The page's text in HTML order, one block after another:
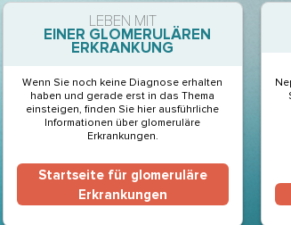
LEBEN MIT
EINER GLOMERULÄREN
ERKRANKUNG
Wenn Sie noch keine Diagnose erhalten
haben und gerade erst in das Thema
einsteigen, finden Sie hier ausführliche
Informationen über glomeruläre
Erkrankungen.
Startseite für glomeruläre
Erkrankungen